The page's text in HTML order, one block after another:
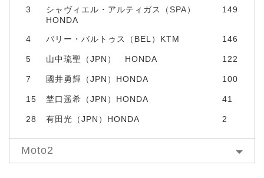
3
シャヴィエル・アルティガス（SPA）
HONDA
149
4 バリー・バルトゥス（BEL）KTM 146
5 山中琉聖（JPN） HONDA 122
7 國井勇輝（JPN）HONDA 100
15 埜口遥希（JPN）HONDA 41
28 有田光（JPN）HONDA 2
Moto2